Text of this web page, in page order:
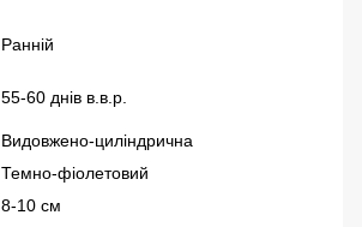
Ранній
55-60 днів в.в.р.
Видовжено-циліндрична
Темно-фіолетовий
8-10 см